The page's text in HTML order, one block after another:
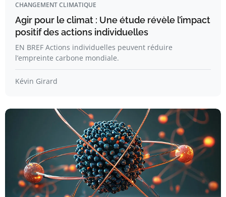
CHANGEMENT CLIMATIQUE
Agir pour le climat : Une étude révèle l’impact
positif des actions individuelles
EN BREF Actions individuelles peuvent réduire
l’empreinte carbone mondiale.
Kévin Girard